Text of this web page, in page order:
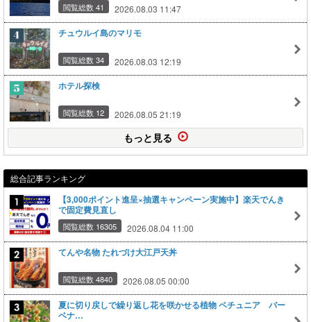
閲覧総数 41 2026.08.03 11:47
チュウルイ島のマリモ
閲覧総数 34 2026.08.03 12:19
ホテル探検
閲覧総数 12 2026.08.05 21:19
もっと見る
総合記事ランキング
【3,000ポイント進呈×抽選キャンペーン実施中】楽天でんき
で固定費見直し
閲覧総数 16305 2026.08.04 11:00
てんや名物 たれづけ大江戸天丼
閲覧総数 4840 2026.08.05 00:00
夏に切り戻しで繰り返し花を咲かせる植物 ペチュニア バー
ベナ…